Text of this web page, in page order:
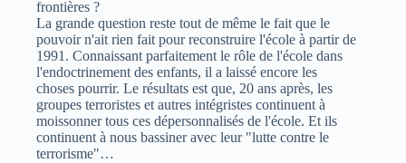
frontières ?
La grande question reste tout de même le fait que le
pouvoir n'ait rien fait pour reconstruire l'école à partir de
1991. Connaissant parfaitement le rôle de l'école dans
l'endoctrinement des enfants, il a laissé encore les
choses pourrir. Le résultats est que, 20 ans après, les
groupes terroristes et autres intégristes continuent à
moissonner tous ces dépersonnalisés de l'école. Et ils
continuent à nous bassiner avec leur "lutte contre le
terrorisme"…